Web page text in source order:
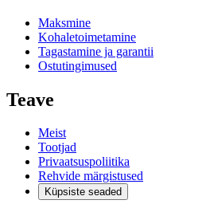
Maksmine
Kohaletoimetamine
Tagastamine ja garantii
Ostutingimused
Teave
Meist
Tootjad
Privaatsuspoliitika
Rehvide märgistused
Küpsiste seaded